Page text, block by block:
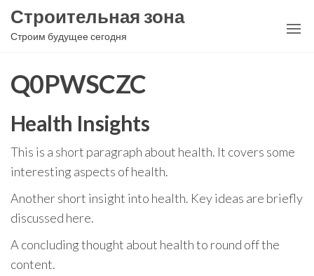
Перейти
Строительная зона
Строим будущее сегодня
Q0PWSCZC
Health Insights
This is a short paragraph about health. It covers some
interesting aspects of health.
Another short insight into health. Key ideas are briefly
discussed here.
A concluding thought about health to round off the
content.